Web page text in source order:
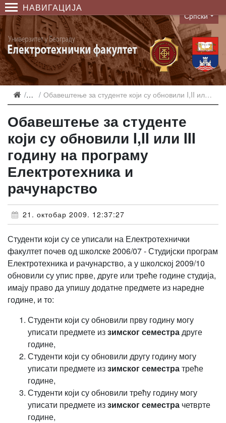
НАВИГАЦИЈА
Language
Српски
ВестиОбавештење за студенте који су обновили I,II или III годину на програму Електротехника и рачунарствo
Обавештење за студенте
који су обновили I,II или III
годину на програму
Електротехника и
рачунарствo
21. октобар 2009. 12:37:27
Студенти који су се уписали на Електротехнички
факултет почев од школске 2006/07 - Студијски програм
Електротехника и рачунарство, а у школској 2009/10
обновили су упис прве, друге или треће године студија,
имају право да упишу додатне предмете из наредне
године, и то:
Студенти који су обновили прву годину могу
уписати предмете иззимског семестрадруге
године,
Студенти који су обновили другу годину могу
уписати предмете иззимског семестратреће
године,
Студенти који су обновили трећу годину могу
уписати предмете иззимског семестра четврте
године,